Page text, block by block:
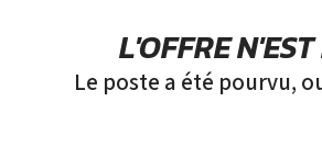
L'OFFRE
Le poste a été pourvu,